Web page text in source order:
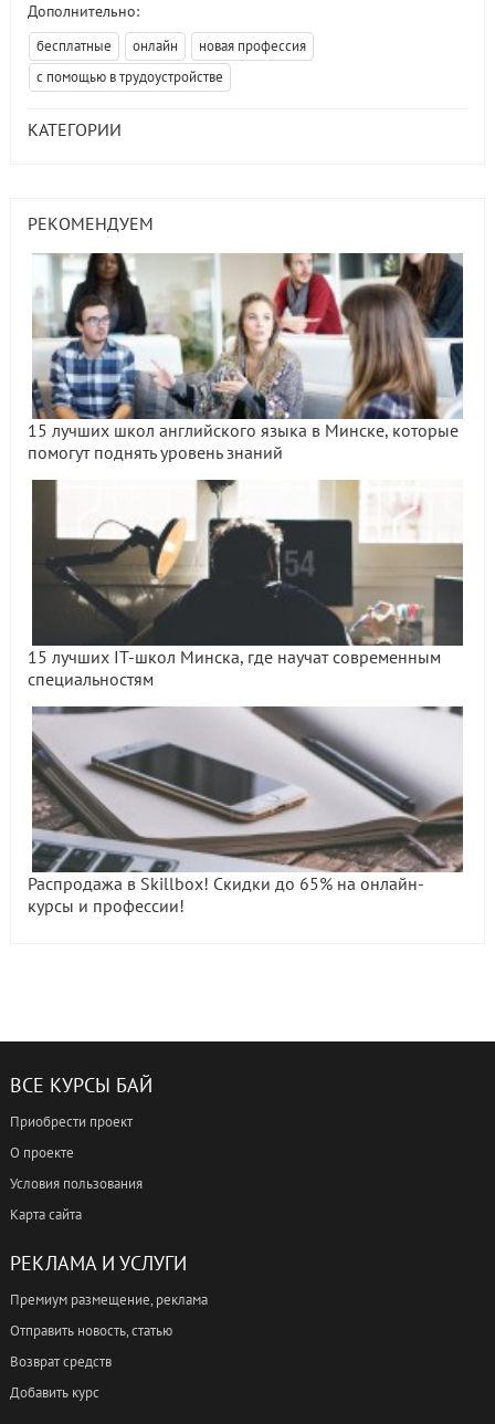
Дополнительно:
бесплатные онлайн
новая профессия
с помощью в трудоустройстве
КАТЕГОРИИ
РЕКОМЕНДУЕМ
15 лучших школ английского языка в Минске, которые
помогут поднять уровень знаний
15 лучших IT-школ Минска, где научат современным
специальностям
Распродажа в Skillbox! Скидки до 65% на онлайн-
курсы и профессии!
ВСЕ КУРСЫ БАЙ
Приобрести проект
О проекте
Условия пользования
Карта сайта
РЕКЛАМА И УСЛУГИ
Премиум размещение, реклама
Отправить новость, статью
Возврат средств
Добавить курс